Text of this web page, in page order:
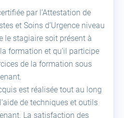
par l’Attestation de
et Soins d’Urgence niveau
le stagiaire soit présent à
la formation et qu’il participe
de la formation sous
est réalisée tout au long
de techniques et outils
La satisfaction des